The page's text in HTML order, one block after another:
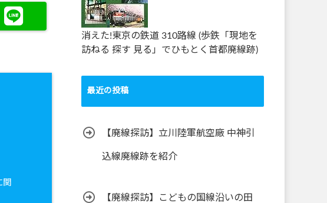
関
消えた!東京の鉄道 310路線 (歩鉄「現地を
訪ねる 探す 見る」でひもとく首都廃線跡)
最近の投稿
【廃線探訪】立川陸軍航空廠 中神引
込線廃線跡を紹介
【廃線探訪】こどもの国線沿いの田